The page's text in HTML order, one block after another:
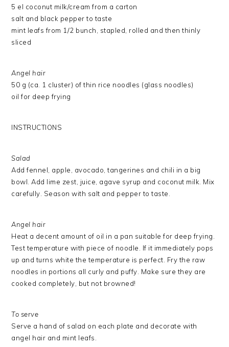
5 el coconut milk/cream from a carton
salt and black pepper to taste
mint leafs from 1/2 bunch, stapled, rolled and then thinly
sliced
Angel hair
50 g (ca. 1 cluster) of thin rice noodles (glass noodles)
oil for deep frying
INSTRUCTIONS
Salad
Add fennel, apple, avocado, tangerines and chili in a big
bowl. Add lime zest, juice, agave syrup and coconut milk. Mix
carefully. Season with salt and pepper to taste.
Angel hair
Heat a decent amount of oil in a pan suitable for deep frying.
Test temperature with piece of noodle. If it immediately pops
up and turns white the temperature is perfect. Fry the raw
noodles in portions all curly and puffy. Make sure they are
cooked completely, but not browned!
To serve
Serve a hand of salad on each plate and decorate with
angel hair and mint leafs.